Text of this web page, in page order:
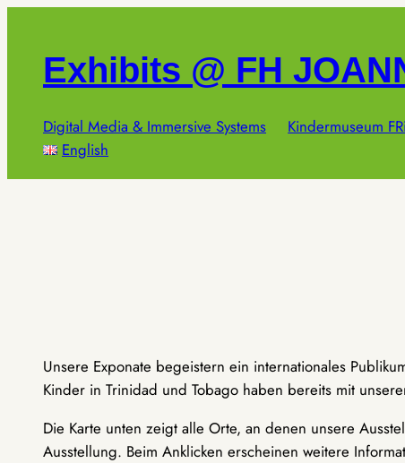
springenExhibits @ FH
Digital Media & Immersive Systems Kindermuseum
English
Unsere Exponate begeistern ein internationales
Kinder in Trinidad und Tobago haben bereits mit
Die Karte unten zeigt alle Orte, an denen unsere
Ausstellung. Beim Anklicken erscheinen weitere